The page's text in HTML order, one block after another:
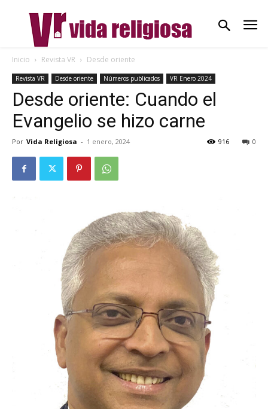
Inicio Revista VR Desde oriente
Revista VR Desde oriente Números publicados VR Enero 2024
Desde oriente: Cuando el
Evangelio se hizo carne
Por Vida Religiosa - 1 enero, 2024 0
916